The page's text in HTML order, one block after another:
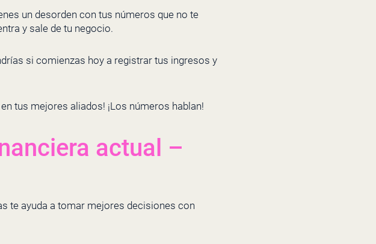
un desorden con tus números que no te
y sale de tu negocio.
si comienzas hoy a registrar tus ingresos y
tus mejores aliados! ¡Los números hablan!
actual –
te ayuda a tomar mejores decisiones con